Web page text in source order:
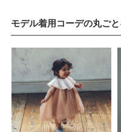
モデル着用コーデの丸ご